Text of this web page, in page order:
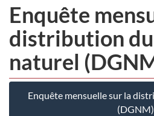
Enquête
distribution du
naturel
Enquête mensuelle sur la
(DGNM)